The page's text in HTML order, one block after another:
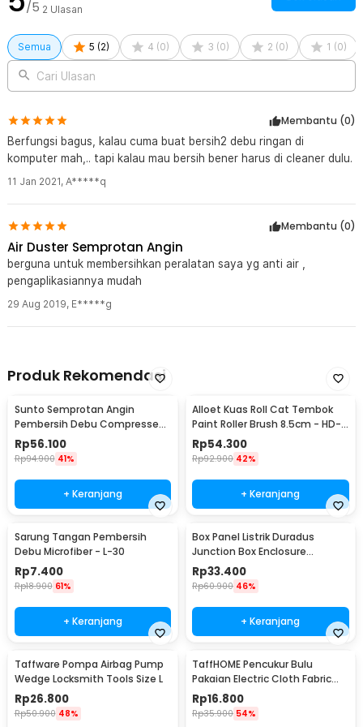
/5 2 Ulasan
Semua 5 (2) 4 (0) 3 (0) 2 (0) 1 (0)
Cari Ulasan
Membantu (0)
Berfungsi bagus, kalau cuma buat bersih2 debu ringan di
komputer mah,.. tapi kalau mau bersih bener harus di cleaner dulu.
11 Jan 2021, A*****q
Membantu (0)
Air Duster Semprotan Angin
berguna untuk membersihkan peralatan saya yg anti air ,
pengaplikasiannya mudah
29 Aug 2019, E*****g
Produk Rekomendasi
Sunto Semprotan Angin
Pembersih Debu Compressed
Air Duster 400ml - ST1003
Rp56.100
Rp94.900 41%
+ Keranjang
Alloet Kuas Roll Cat Tembok
Paint Roller Brush 8.5cm - HD-
TVYQS
Rp54.300
Rp92.900 42%
+ Keranjang
Sarung Tangan Pembersih
Debu Microfiber - L-30
Rp7.400
Rp18.900 61%
+ Keranjang
Box Panel Listrik Duradus
Junction Box Enclosure
Waterproof 158x90mm - B1589
Rp33.400
Rp60.900 46%
+ Keranjang
Taffware Pompa Airbag Pump
Wedge Locksmith Tools Size L
Rp26.800
Rp50.900 48%
TaffHOME Pencukur Bulu
Pakaian Electric Cloth Fabric
Shaver - FL-188
Rp16.800
Rp35.900 54%